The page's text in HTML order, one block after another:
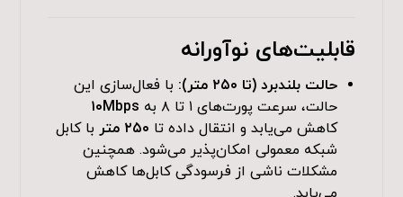
قابلیت‌های نوآورانه
حالت بلندبرد (تا ۲۵۰ متر):
با فعال‌سازی این
حالت، سرعت پورت‌های ۱ تا ۸ به
۱۰Mbps
کاهش می‌یابد و انتقال داده تا ۲۵۰ متر
با کابل
شبکه معمولی امکان‌پذیر می‌شود. همچنین
مشکلات ناشی از فرسودگی کابل‌ها کاهش